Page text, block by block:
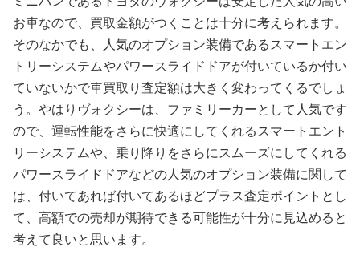
お車なので、買取金額がつくことは十分に考えられます。
そのなかでも、人気のオプション装備であるスマートエン
トリーシステムやパワースライドドアが付いているか付い
ていないかで車買取り査定額は大きく変わってくるでしょ
う。やはりヴォクシーは、ファミリーカーとして人気です
ので、運転性能をさらに快適にしてくれるスマートエント
リーシステムや、乗り降りをさらにスムーズにしてくれる
パワースライドドアなどの人気のオプション装備に関して
は、付いてあれば付いてあるほどプラス査定ポイントとし
て、高額での売却が期待できる可能性が十分に見込めると
考えて良いと思います。